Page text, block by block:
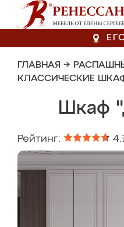
ГЛАВНАЯ →
КЛАССИЧЕСКИЕ
Шкаф
Рейтинг: